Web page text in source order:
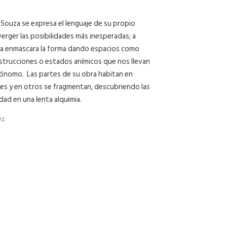
se expresa el lenguaje de su propio
las posibilidades más inesperadas; a
la forma dando espacios como
o estados anímicos que nos llevan
Las partes de su obra habitan en
y en otros se fragmentan, descubriendo las
en una lenta alquimia.